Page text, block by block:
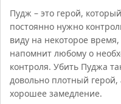
Пудж – это герой,
постоянно нужно
виду на некоторое
напомнит любому о
контроля. Убить Пуджа
довольно плотный
хорошее замедление.